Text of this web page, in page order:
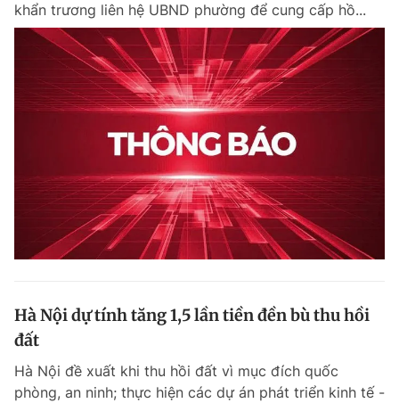
khẩn trương liên hệ UBND phường để cung cấp hồ...
Hà Nội dự tính tăng 1,5 lần tiền đền bù thu hồi
đất
Hà Nội đề xuất khi thu hồi đất vì mục đích quốc
phòng, an ninh; thực hiện các dự án phát triển kinh tế -